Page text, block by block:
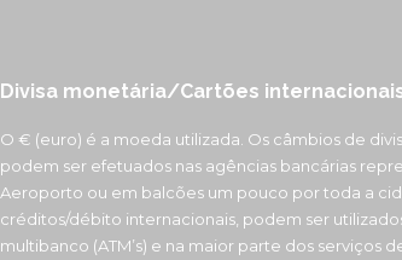
Divisa monetária/Cartões
O € (euro) é a moeda utilizada. Os câmbios de
podem ser efetuados nas agências bancárias
Aeroporto ou em balcões um pouco por toda a
créditos/débito internacionais, podem ser
multibanco (ATM’s) e na maior parte dos serviços